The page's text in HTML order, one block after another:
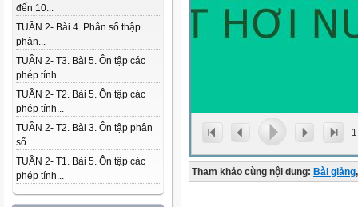
đến 10...
TUẦN 2- Bài 4. Phân số thập
phân...
TUẦN 2- T3. Bài 5. Ôn tập các
phép tính...
TUẦN 2- T2. Bài 5. Ôn tập các
phép tính...
TUẦN 2- T2. Bài 3. Ôn tập phân
số...
TUẦN 2- T1. Bài 5. Ôn tập các
phép tính...
1
Tham khảo cùng nội dung: Bài giảng,